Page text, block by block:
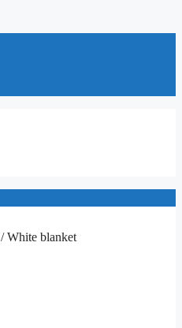
/ White blanket